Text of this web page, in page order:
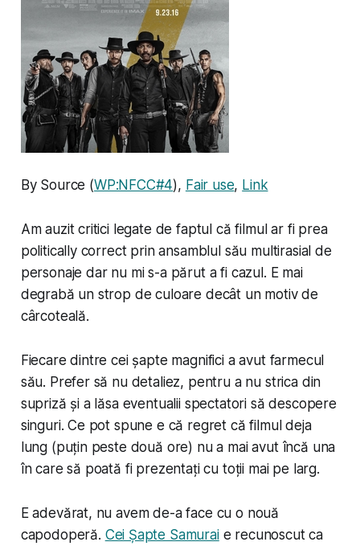
By Source (WP:NFCC#4), Fair use, Link
Am auzit critici legate de faptul că filmul ar fi prea
politically correctprin ansamblul său multirasial de
personaje dar nu mi s-a părut a fi cazul. E mai
degrabă un strop de culoare decât un motiv de
cârcoteală.
Fiecare dintre cei șapte magnifici a avut farmecul
său. Prefer să nu detaliez, pentru a nu strica din
supriză și a lăsa eventualii spectatori să descopere
singuri. Ce pot spune e că regret că filmul deja
lung (puțin peste două ore) nu a mai avut încă una
în care să poată fi prezentați cu toții mai pe larg.
E adevărat, nu avem de-a face cu o nouă
capodoperă. Cei Șapte Samuraie recunoscut ca